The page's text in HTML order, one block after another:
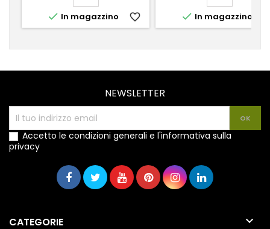
 In magazzino favorite_border  In magazzino
NEWSLETTER
Accetto le condizioni generali e l'informativa sulla
privacy
CATEGORIE 